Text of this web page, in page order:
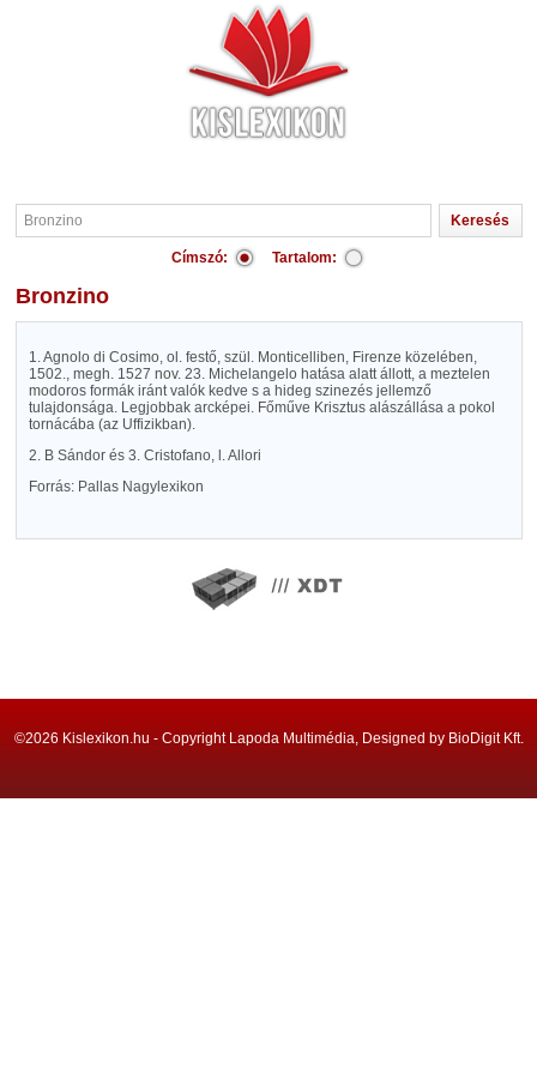
Címszó: Tartalom:
Bronzino
1. Agnolo di Cosimo, ol. festő, szül. Monticelliben, Firenze közelében,
1502., megh. 1527 nov. 23. Michelangelo hatása alatt állott, a meztelen
modoros formák iránt valók kedve s a hideg szinezés jellemző
tulajdonsága. Legjobbak arcképei. Főműve Krisztus alászállása a pokol
tornácába (az Uffizikban).
2. B Sándor és 3. Cristofano, l. Allori
Forrás: Pallas Nagylexikon
©2026 Kislexikon.hu - Copyright Lapoda Multimédia, Designed by BioDigit Kft.